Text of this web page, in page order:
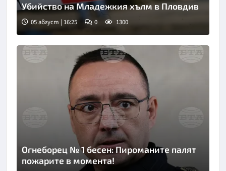
Убийство на Младежкия хълм в Пловдив
05 август | 16:25 0 1300
Огнеборец № 1 бесен: Пироманите палят
пожарите в момента!